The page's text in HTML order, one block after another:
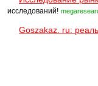
исследований!
Goszakaz. ru: